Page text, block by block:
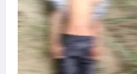
फोटो
इंस्टाग्राम
वायरल
करने
का
आरोप,
छेड़छाड़